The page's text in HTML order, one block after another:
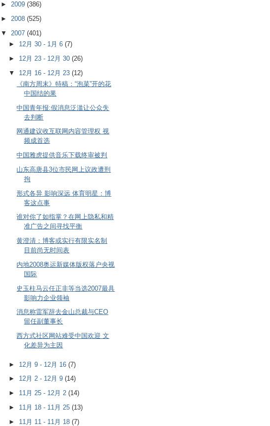
► 2009 (386)
► 2008 (525)
▼ 2007 (401)
► 12月 30 - 1月 6 (7)
► 12月 23 - 12月 30 (26)
▼ 12月 16 - 12月 23 (12)
《南方周末》特稿：“泡菜”开的花
中国结的果
中国青年报:假消息泛滥让公众失
去判断
网通建议收互联网内容管理权 视
频成首选
中国雅虎提供音乐下载终审被判
山东高唐县3位市民网上议政遭刑
拘
形式各异 影响深远 体育明星：博
客这点事
谁对你了如指掌？在网上隐私和精
准广告之间寻找平衡
黄澄清：博客或实行有限实名制
目前尚无时间表
内地2008奥运新媒体版权落户央视
国际
史玉柱马云任正非等当选2007最具
影响力企业领袖
消息称雷军辞去金山总裁与CEO
留任副董事长
西方式社区网站难受中国欢迎 文
化差异为主因
► 12月 9 - 12月 16 (7)
► 12月 2 - 12月 9 (14)
► 11月 25 - 12月 2 (14)
► 11月 18 - 11月 25 (13)
► 11月 11 - 11月 18 (7)